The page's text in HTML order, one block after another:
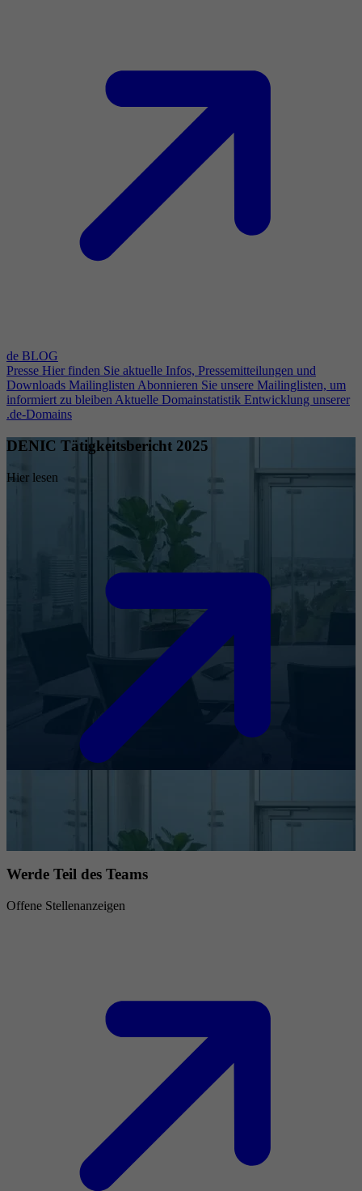
de BLOG
Presse Hier finden Sie aktuelle Infos, Pressemitteilungen und
Downloads Mailinglisten Abonnieren Sie unsere Mailinglisten, um
informiert zu bleiben Aktuelle Domainstatistik Entwicklung unserer
.de-Domains
DENIC Tätigkeitsbericht 2025
Hier lesen
Werde Teil des Teams
Offene Stellenanzeigen